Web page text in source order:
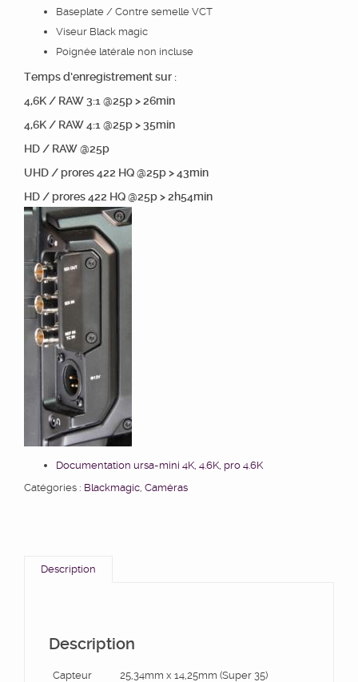
Baseplate / Contre semelle VCT
Viseur Black magic
Poignée latérale non incluse
Temps d’enregistrement sur :
4,6K / RAW 3:1 @25p > 26min
4,6K / RAW 4:1 @25p > 35min
HD / RAW @25p
UHD / prores 422 HQ @25p > 43min
HD / prores 422 HQ @25p > 2h54min
Documentation ursa-mini 4K, 4.6K, pro 4.6K
Catégories : Blackmagic Caméras
Description
Description
Capteur
25,34mm x 14,25mm (Super 35)